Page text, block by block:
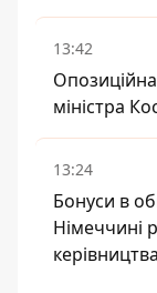
13:42
міністра
13:24
Бонуси в
Німеччині